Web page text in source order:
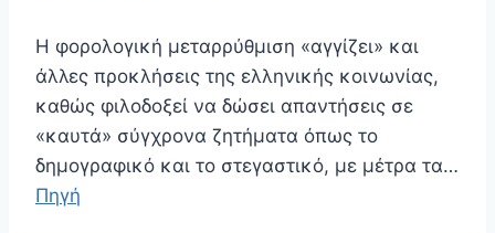
Η φορολογική μεταρρύθμιση «αγγίζει» και
άλλες προκλήσεις της ελληνικής κοινωνίας,
καθώς φιλοδοξεί να δώσει απαντήσεις σε
«καυτά» σύγχρονα ζητήματα όπως το
δημογραφικό και το στεγαστικό, με μέτρα τα…
Πηγή